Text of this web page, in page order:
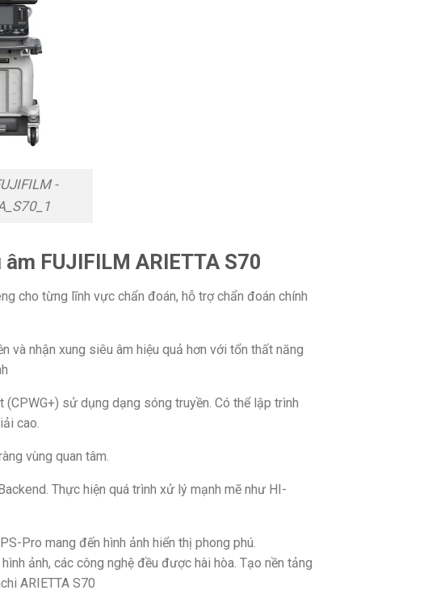
-
FUJIFILM ARIETTA S70
cho từng lĩnh vực chẩn đoán, hỗ trợ chẩn đoán chính
và nhận xung siêu âm hiệu quả hơn với tổn thất năng
sử dụng dạng sóng truyền. Có thể lập trình
cao.
vùng quan tâm.
Thực hiện quá trình xử lý mạnh mẽ như HI-
Pro mang đến hình ảnh hiển thị phong phú.
ảnh, các công nghệ đều được hài hòa. Tạo nền tảng
ARIETTA S70